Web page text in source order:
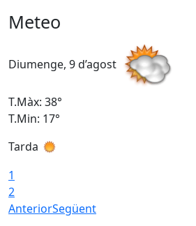
Meteo
Diumenge, 9 d’agost
T.Màx: 38°
T.Min: 17°
Tarda
1
2
AnteriorSegüent